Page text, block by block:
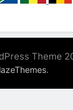
Theme
.